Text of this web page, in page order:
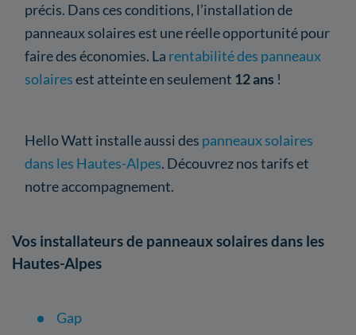
précis. Dans ces conditions, l’installation de
panneaux solaires est une réelle opportunité pour
faire des économies. La rentabilité des panneaux
solairesest atteinte en seulement 12 ans !
Hello Watt installe aussi des panneaux solaires
dans les Hautes-Alpes. Découvrez nos tarifs et
notre accompagnement.
Vos installateurs de panneaux solaires dans les
Hautes-Alpes
Gap